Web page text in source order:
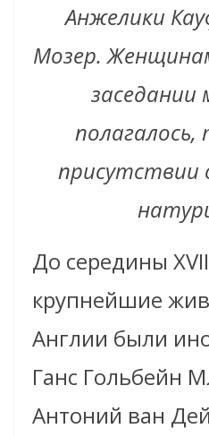
Анжелики
Мозер.
заседании
полагалось,
присутствии
До середины
крупнейшие
Англии были
Ганс Гольбейн
Антоний ван